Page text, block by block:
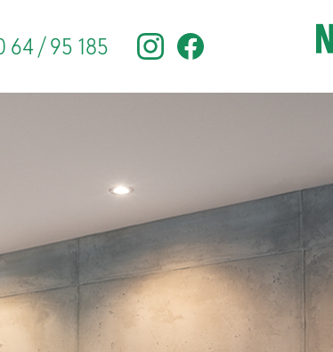
64 / 95 185